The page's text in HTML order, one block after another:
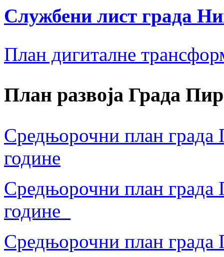
Службени лист града
План дигиталне
План развоја Града
Средњорочни план града
године
Средњорочни план града
године
Средњорочни план града